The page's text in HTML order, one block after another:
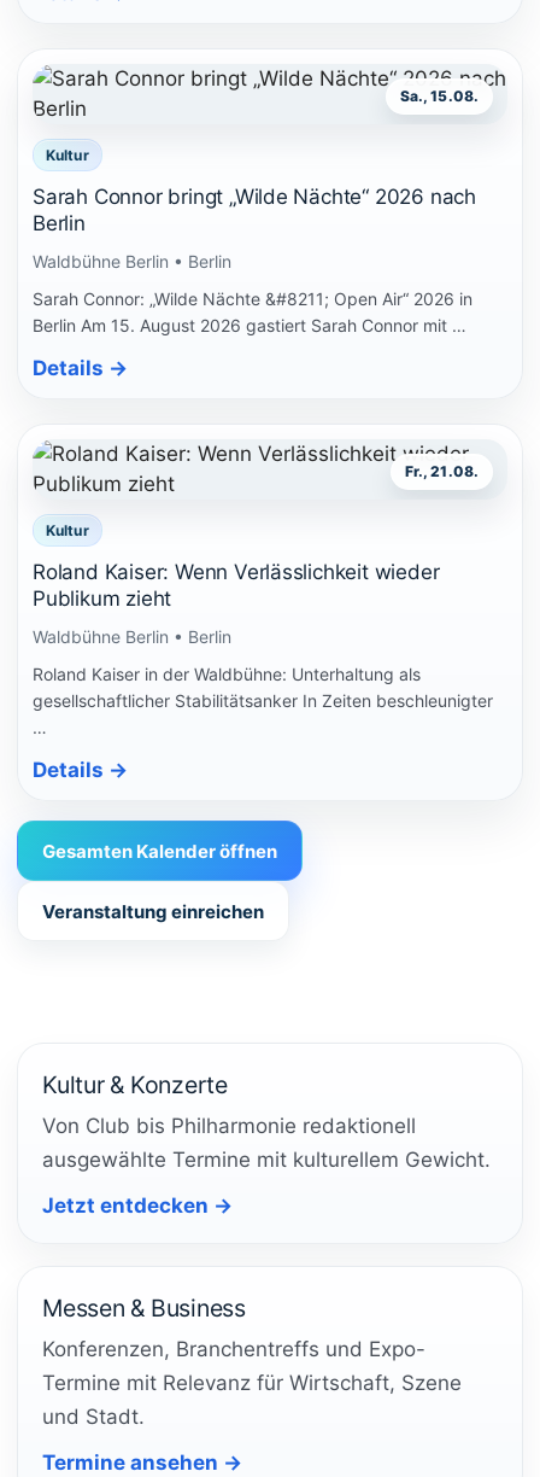
Sa., 15.08.
Kultur
Sarah Connor bringt „Wilde Nächte“ 2026 nach
Berlin
Waldbühne Berlin • Berlin
Sarah Connor: „Wilde Nächte &#8211; Open Air“ 2026 in
Berlin Am 15. August 2026 gastiert Sarah Connor mit …
Details →
Fr., 21.08.
Kultur
Roland Kaiser: Wenn Verlässlichkeit wieder
Publikum zieht
Waldbühne Berlin • Berlin
Roland Kaiser in der Waldbühne: Unterhaltung als
gesellschaftlicher Stabilitätsanker In Zeiten beschleunigter
…
Details →
Gesamten Kalender öffnen
Veranstaltung einreichen
Kultur & Konzerte
Von Club bis Philharmonie redaktionell
ausgewählte Termine mit kulturellem Gewicht.
Jetzt entdecken →
Messen & Business
Konferenzen, Branchentreffs und Expo-
Termine mit Relevanz für Wirtschaft, Szene
und Stadt.
Termine ansehen →